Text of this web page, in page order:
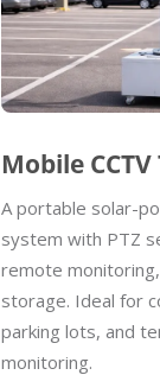
Mobile
A portable solar-
system with PTZ
remote
storage. Ideal for
parking lots, and
monitoring.